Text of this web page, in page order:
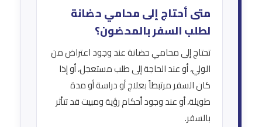
متى أحتاج إلى محامي حضانة
لطلب السفر بالمحضون؟
تحتاج إلى محامي حضانة عند وجود اعتراض من
الولي، أو عند الحاجة إلى طلب مستعجل، أو إذا
كان السفر مرتبطاً بعلاج أو دراسة أو مدة
طويلة، أو عند وجود أحكام رؤية ومبيت قد تتأثر
بالسفر.